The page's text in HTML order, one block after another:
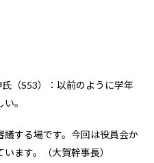
（S53）：以前のように学年
。
する場です。今回は役員会か
ます。（大賀幹事長）